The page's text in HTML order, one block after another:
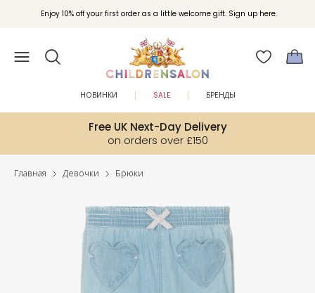
Enjoy 10% off your first order as a little welcome gift. Sign up here.
Free UK Next-Day Delivery
on orders over £150
НОВИНКИ SALE БРЕНДЫ
Главная Девочки Брюки